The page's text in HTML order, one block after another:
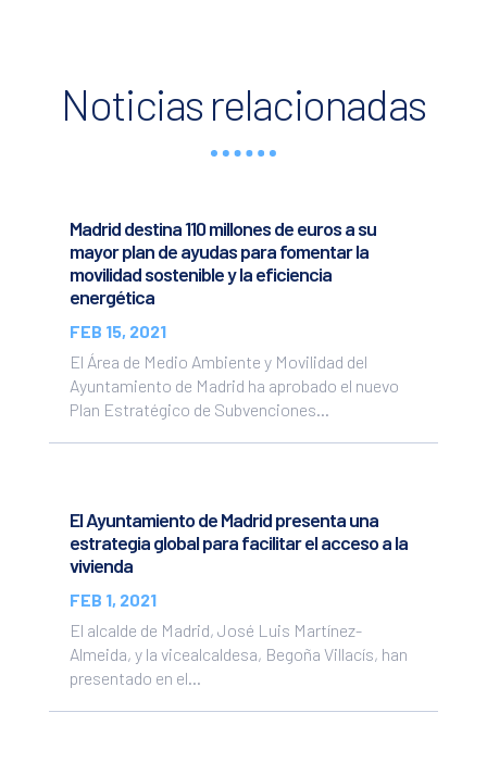
Noticias relacionadas
Madrid destina 110 millones de euros a su
mayor plan de ayudas para fomentar la
movilidad sostenible y la eficiencia
energética
FEB 15, 2021
El Área de Medio Ambiente y Movilidad del
Ayuntamiento de Madrid ha aprobado el nuevo
Plan Estratégico de Subvenciones...
El Ayuntamiento de Madrid presenta una
estrategia global para facilitar el acceso a la
vivienda
FEB 1, 2021
El alcalde de Madrid, José Luis Martínez-
Almeida, y la vicealcaldesa, Begoña Villacís, han
presentado en el...